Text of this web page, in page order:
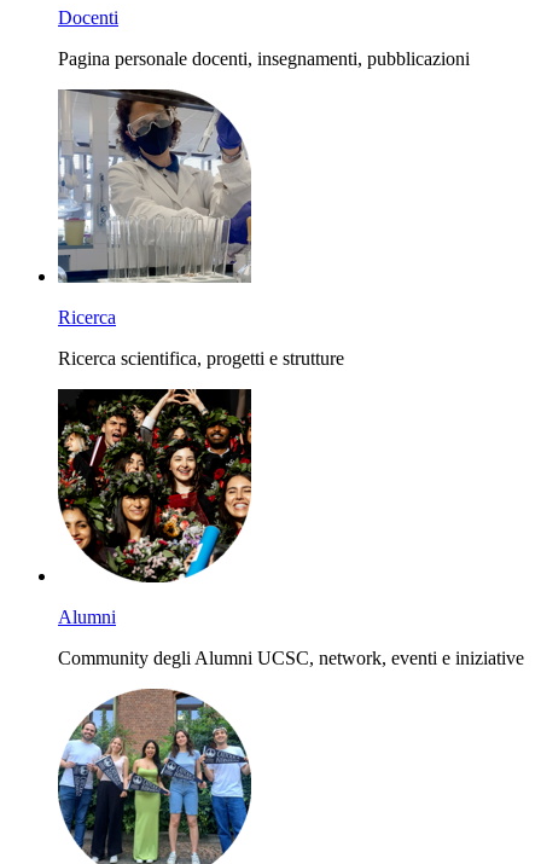
Docenti
Pagina personale docenti, insegnamenti, pubblicazioni
Ricerca
Ricerca scientifica, progetti e strutture
Alumni
Community degli Alumni UCSC, network, eventi e iniziative